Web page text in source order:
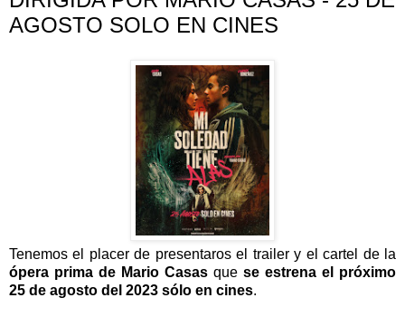
AGOSTO SOLO EN CINES
Tenemos el placer de presentaros el trailer y el cartel de la
ópera prima de Mario Casas que se estrena el próximo
25 de agosto del 2023 sólo en cines.